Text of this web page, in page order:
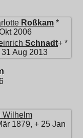
Roßkam *
2006
Schnadt+ *
Aug 2013
Wilhelm
1879, + 25 Jan